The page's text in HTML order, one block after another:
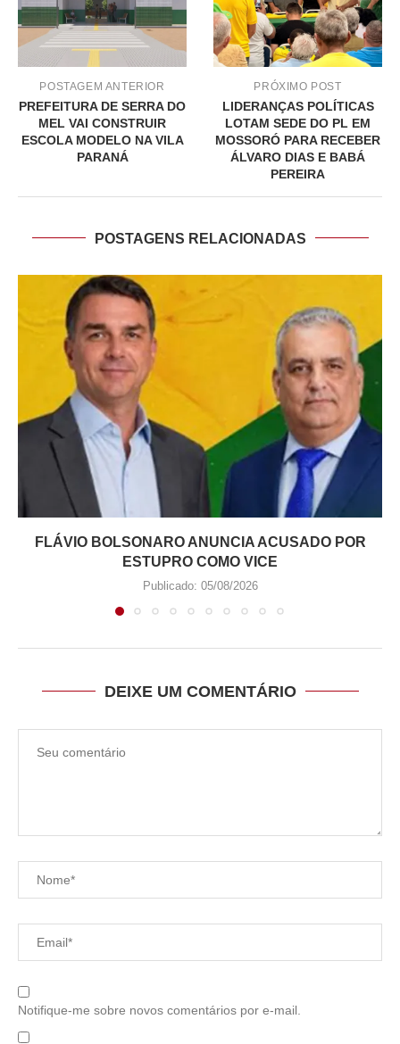
POSTAGEM ANTERIOR
PREFEITURA DE SERRA DO
MEL VAI CONSTRUIR
ESCOLA MODELO NA VILA
PARANÁ
PRÓXIMO POST
LIDERANÇAS POLÍTICAS
LOTAM SEDE DO PL EM
MOSSORÓ PARA RECEBER
ÁLVARO DIAS E BABÁ
PEREIRA
POSTAGENS RELACIONADAS
FLÁVIO BOLSONARO ANUNCIA ACUSADO POR
ESTUPRO COMO VICE
Publicado: 05/08/2026
DEIXE UM COMENTÁRIO
Notifique-me sobre novos comentários por e-mail.